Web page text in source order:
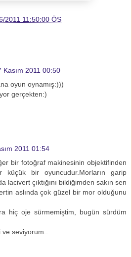
2011 11:50:00 ÖS
Kasım 2011 00:50
oyun oynamış:)))
gerçekten:)
2011 01:54
bir fotoğraf makinesinin objektifinden
küçük bir oyuncudur.Morların garip
lacivert çıktığını bildiğimden sakın sen
aslında çok güzel bir mor olduğunu
hiç oje sürmemiştim, bugün sürdüm
seviyorum..